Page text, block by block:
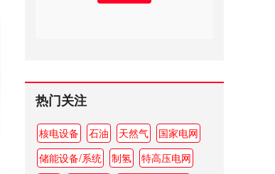
热门关注
核电设备 石油 天然气
国家电网
储能设备/系统
制氢
特高压电网